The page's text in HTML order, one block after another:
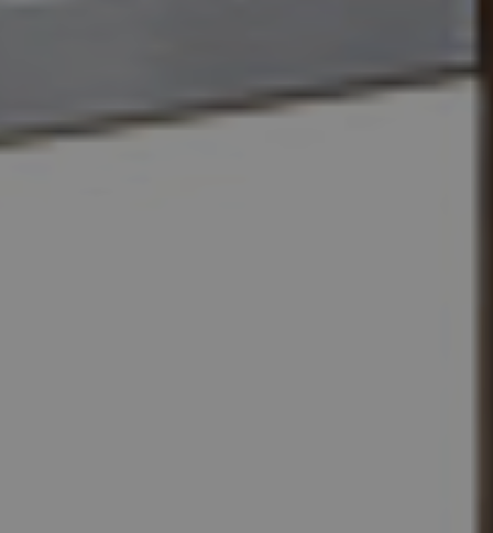
ALL PRODUCTS